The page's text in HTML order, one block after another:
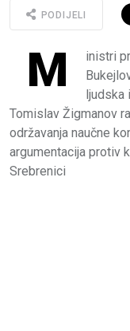
PODIJELI
M
inistri
ljudska
Tomislav Žigmanov
održavanja naučne
argumentacija protiv
Srebrenici